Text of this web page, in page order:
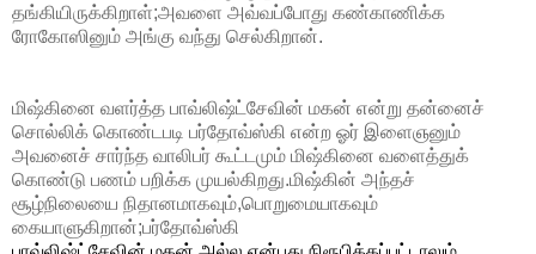
தங்கியிருக்கிறாள்;அவளை அவ்வப்போது கண்காணிக்க
ரோகோஸினும் அங்கு வந்து செல்கிறான்.
மிஷ்கினை வளர்த்த பாவ்லிஷ்ட்சேவின் மகன் என்று தன்னைச்
சொல்லிக் கொண்டபடி பர்தோவ்ஸ்கி என்ற ஓர் இளைஞனும்
அவனைச் சார்ந்த வாலிபர் கூட்டமும் மிஷ்கினை வளைத்துக்
கொண்டு பணம் பறிக்க முயல்கிறது.மிஷ்கின் அந்தச்
சூழ்நிலையை நிதானமாகவும்,பொறுமையாகவும்
கையாளுகிறான்;பர்தோவ்ஸ்கி